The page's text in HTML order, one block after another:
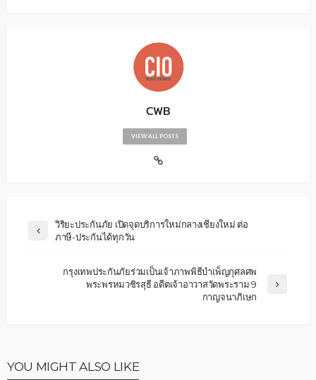
CWB
VIEW ALL POSTS
วิริยะประกันภัย เปิดจุดบริการใหม่กลางเชียงใหม่ ต่อ
ภาษี-ประกันได้ทุกวัน
กรุงเทพประกันภัยร่วมเป็นเจ้าภาพพิธีบำเพ็ญกุศลศพ
พระพรหมวชิรสุธี อดีตเจ้าอาวาสวัดพระราม 9
กาญจนาภิเษก
YOU MIGHT ALSO LIKE